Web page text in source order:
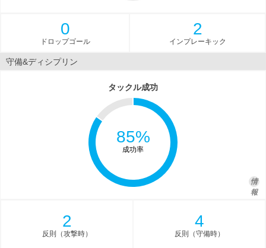
0
ドロップゴール
2
インプレーキック
守備&ディシプリン
タックル成功
85%
成功率
情
報
2
反則（攻撃時）
4
反則（守備時）